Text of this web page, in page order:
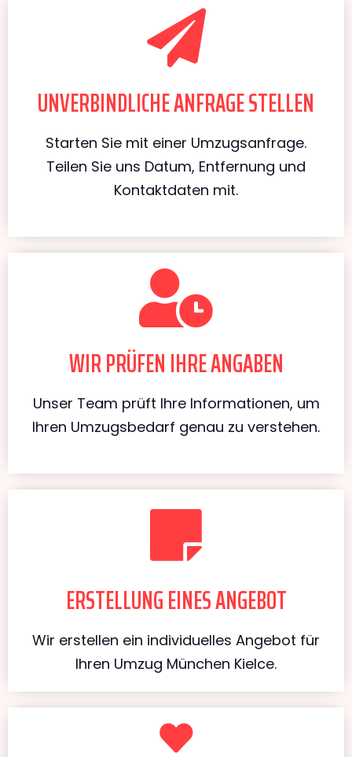
UNVERBINDLICHE ANFRAGE STELLEN
Starten Sie mit einer Umzugsanfrage.
Teilen Sie uns Datum, Entfernung und
Kontaktdaten mit.
WIR PRÜFEN IHRE ANGABEN
Unser Team prüft Ihre Informationen, um
Ihren Umzugsbedarf genau zu verstehen.
ERSTELLUNG EINES ANGEBOT
Wir erstellen ein individuelles Angebot für
Ihren Umzug München Kielce.